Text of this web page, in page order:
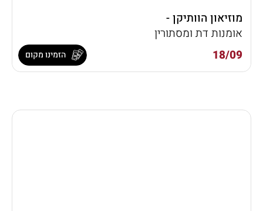
18/09
מוזיאון הוותיקן -
אומנות דת ומסתורין
הזמינו מקום